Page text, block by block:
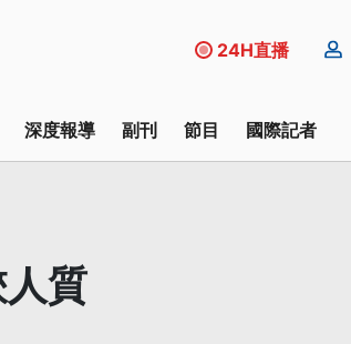
24H直播
深度報導 副刊 節目 國際記者
質